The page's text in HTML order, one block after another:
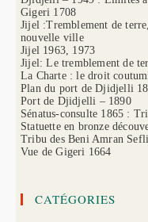
Gigeri 1708
Jijel :Tremblement de
nouvelle ville
Jijel 1963, 1973
Jijel: Le tremblement de
La Charte : le droit
Plan du port de Djidjelli
Port de Djidjelli – 1890
Sénatus-consulte 1865 :
Statuette en bronze
Tribu des Beni Amran
Vue de Gigeri 1664
CATÉGORIES